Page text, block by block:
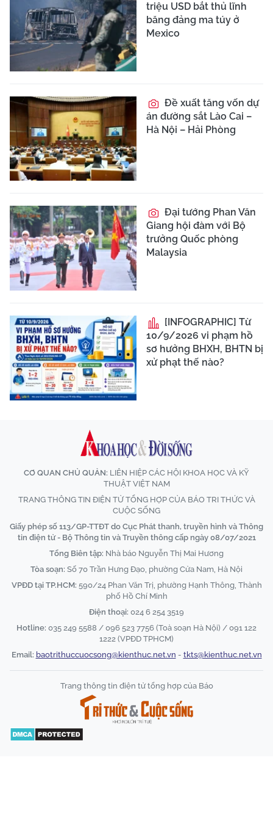
triệu USD bắt thủ lĩnh
băng đảng ma túy ở
Mexico
Đề xuất tăng vốn dự
án đường sắt Lào Cai –
Hà Nội – Hải Phòng
Đại tướng Phan Văn
Giang hội đàm với Bộ
trưởng Quốc phòng
Malaysia
[INFOGRAPHIC] Từ
10/9/2026 vi phạm hồ
sơ hưởng BHXH, BHTN bị
xử phạt thế nào?
CƠ QUAN CHỦ QUẢN: LIÊN HIỆP CÁC HỘI KHOA HỌC VÀ KỸ
THUẬT VIỆT NAM
TRANG THÔNG TIN ĐIỆN TỬ TỔNG HỢP CỦA BÁO TRI THỨC VÀ
CUỘC SỐNG
Giấy phép số 113/GP-TTĐT do Cục Phát thanh, truyền hình và Thông
tin điện tử - Bộ Thông tin và Truyền thông cấp ngày 08/07/2021
Tổng Biên tập: Nhà báo Nguyễn Thị Mai Hương
Tòa soạn: Số 70 Trần Hưng Đạo, phường Cửa Nam, Hà Nội
VPĐD tại TP.HCM: 590/24 Phan Văn Trị, phường Hạnh Thông, Thành
phố Hồ Chí Minh
Điện thoại: 024 6 254 3519
Hotline: 035 249 5588 / 096 523 7756 (Toà soạn Hà Nội) / 091 122
1222 (VPĐD TPHCM)
Email: baotrithuccuocsong@kienthuc.net.vn - tkts@kienthuc.net.vn
Trang thông tin điện tử tổng hợp của Báo